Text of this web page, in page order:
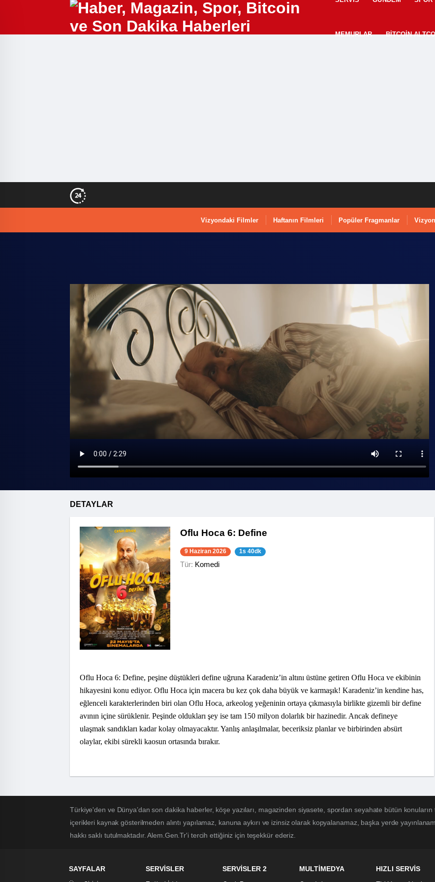
MEMURLAR BITCOIN
Vizyondaki Filmler Haftanın Filmleri Popüler Fragmanlar
DETAYLAR
Oflu Hoca 6: Define
9 Haziran 2026 1s 40dk
Tür: Komedi
Oflu Hoca 6: Define, peşine düştükleri define uğruna Karadeniz’in altını üstüne getiren Oflu Hoca ve ekibinin
hikayesini konu ediyor. Oflu Hoca için macera bu kez çok daha büyük ve karmaşık! Karadeniz’in kendine has,
eğlenceli karakterlerinden biri olan Oflu Hoca, arkeolog yeğeninin ortaya çıkmasıyla birlikte gizemli bir define
avının içine sürüklenir. Peşinde oldukları şey ise tam 150 milyon dolarlık bir hazinedir. Ancak defineye
ulaşmak sandıkları kadar kolay olmayacaktır. Yanlış anlaşılmalar, beceriksiz planlar ve birbirinden absürt
olaylar, ekibi sürekli kaosun ortasında bırakır.
Türkiye'den ve Dünya’dan son dakika haberler, köşe yazıları, magazinden siyasete, spordan seyahate bütün konuların
içerikleri kaynak gösterilmeden alıntı yapılamaz, kanuna aykırı ve izinsiz olarak kopyalanamaz, başka yerde
hakkı saklı tutulmaktadır. Alem.Gen.Tr'i tercih ettiğiniz için teşekkür ederiz.
SAYFALAR SERVİSLER SERVİSLER 2 MULTİMEDYA HIZLI SERVİS